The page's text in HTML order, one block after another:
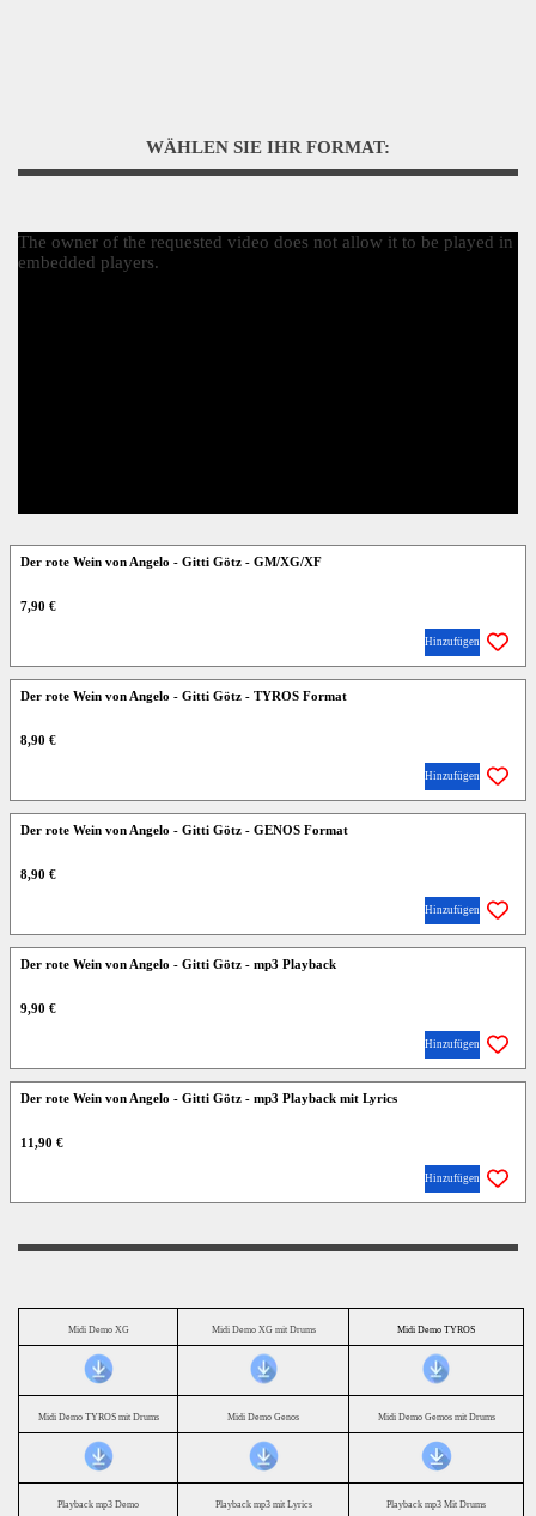
WÄHLEN SIE IHR FORMAT:
The owner of the requested video does not allow it to be played in
embedded players.
Der rote Wein von Angelo - Gitti Götz - GM/XG/XF
7,90 €
Hinzufügen
Der rote Wein von Angelo - Gitti Götz - TYROS Format
8,90 €
Hinzufügen
Der rote Wein von Angelo - Gitti Götz - GENOS Format
8,90 €
Hinzufügen
Der rote Wein von Angelo - Gitti Götz - mp3 Playback
9,90 €
Hinzufügen
Der rote Wein von Angelo - Gitti Götz - mp3 Playback mit Lyrics
11,90 €
Hinzufügen
Midi Demo XG Midi Demo XG mit Drums Midi Demo TYROS
Midi Demo TYROS mit Drums Midi Demo Genos Midi Demo Gemos mit Drums
Playback mp3 Demo Playback mp3 mit Lyrics Playback mp3 Mit Drums